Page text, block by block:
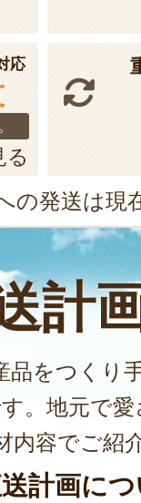
応
る
の発送は現
計
品をつくり
。地元で
内容でご紹
計画に